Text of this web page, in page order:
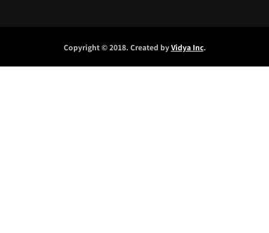
Copyright © 2018. Created byVidya Inc.